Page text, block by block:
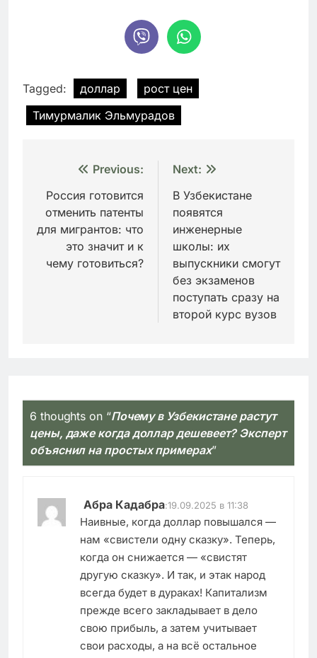
Tagged: доллар
рост цен
Тимурмалик Эльмурадов
Навигация
по
записям
Previous:
Россия готовится
отменить патенты
для мигрантов: что
это значит и к
чему готовиться?
Next:
В Узбекистане
появятся
инженерные
школы: их
выпускники смогут
без экзаменов
поступать сразу на
второй курс вузов
6 thoughts on “Почему в Узбекистане растут
цены, даже когда доллар дешевеет? Эксперт
объяснил на простых примерах”
Абра Кадабра:19.09.2025 в 11:38
Наивные, когда доллар повышался —
нам «свистели одну сказку». Теперь,
когда он снижается — «свистят
другую сказку». И так, и этак народ
всегда будет в дураках! Капитализм
прежде всего закладывает в дело
свою прибыль, а затем учитывает
свои расходы, а на всё остальное